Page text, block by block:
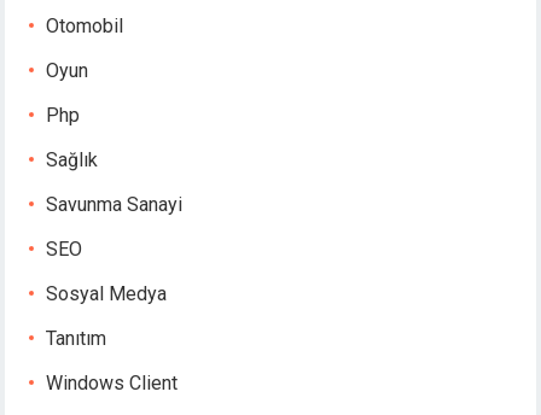
Otomobil
Oyun
Php
Sağlık
Savunma Sanayi
SEO
Sosyal Medya
Tanıtım
Windows Client